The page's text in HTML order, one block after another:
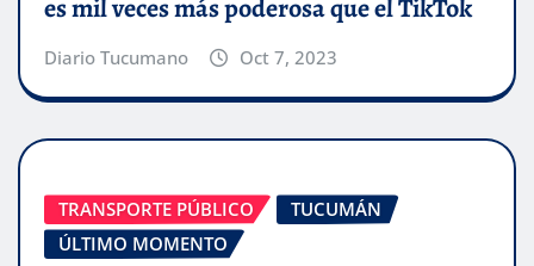
es mil veces más poderosa que el TikTok
Diario Tucumano Oct 7, 2023
TRANSPORTE PÚBLICO
TUCUMÁN
ÚLTIMO MOMENTO